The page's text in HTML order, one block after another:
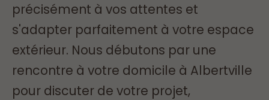
précisément à vos attentes et
s'adapter parfaitement à votre espace
extérieur. Nous débutons par une
rencontre à votre domicile à Albertville
pour discuter de votre projet,